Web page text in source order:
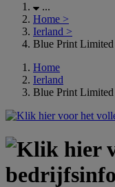
...
Home >
Ierland >
Blue Print Limited
Home
Ierland
Blue Print Limited